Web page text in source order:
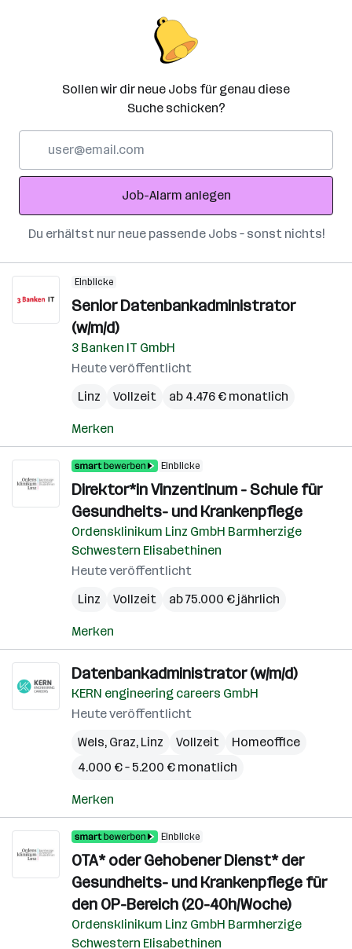
Sollen wir dir neue Jobs für genau diese
Suche schicken?
Adresse
Job-Alarm anlegen
Du erhältst nur neue passende Jobs – sonst nichts!
Einblicke
Senior Datenbankadministrator
(w/m/d)
3 Banken IT GmbH
Heute veröffentlicht
Linz
Vollzeit ab 4.476 € monatlich
Merken
Einblicke
Direktor*in Vinzentinum - Schule für
Gesundheits- und Krankenpflege
Ordensklinikum Linz GmbH Barmherzige
Schwestern Elisabethinen
Heute veröffentlicht
Linz
Vollzeit ab 75.000 € jährlich
Merken
Datenbankadministrator (w/m/d)
KERN engineering careers GmbH
Heute veröffentlicht
Wels, Graz, Linz Vollzeit
Homeoffice
4.000 € – 5.200 € monatlich
Merken
Einblicke
OTA* oder Gehobener Dienst* der
Gesundheits- und Krankenpflege für
den OP-Bereich (20-40h/Woche)
Ordensklinikum Linz GmbH Barmherzige
Schwestern Elisabethinen